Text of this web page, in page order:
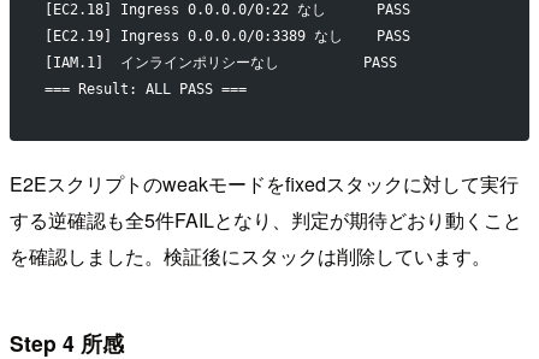
[EC2.18] Ingress 0.0.0.0/0:22 なし      PASS
[EC2.19] Ingress 0.0.0.0/0:3389 なし    PASS
[IAM.1]  インラインポリシーなし          PASS
=== Result: ALL PASS ===
E2Eスクリプトのweakモードをfixedスタックに対して実行
する逆確認も全5件FAILとなり、判定が期待どおり動くこと
を確認しました。検証後にスタックは削除しています。
Step 4 所感